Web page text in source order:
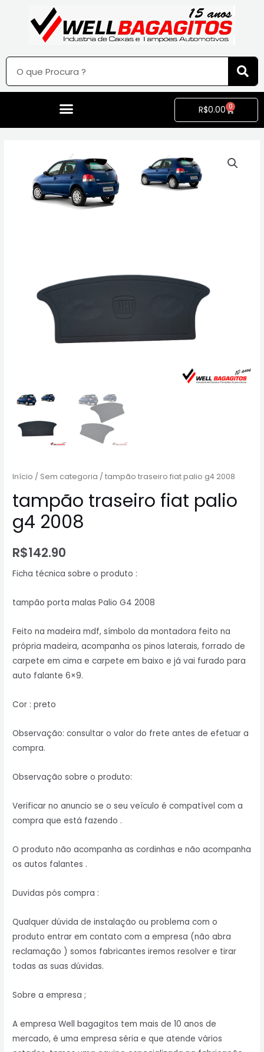
R$0.00 0
Início / Sem categoria / tampão traseiro fiat palio g4 2008
tampão traseiro fiat palio
g4 2008
R$142.90
Ficha técnica sobre o produto :
tampão porta malas Palio G4 2008
Feito na madeira mdf, símbolo da montadora feito na
própria madeira, acompanha os pinos laterais, forrado de
carpete em cima e carpete em baixo e já vai furado para
auto falante 6×9.
Cor : preto
Observação: consultar o valor do frete antes de efetuar a
compra.
Observação sobre o produto:
Verificar no anuncio se o seu veículo é compatível com a
compra que está fazendo .
O produto não acompanha as cordinhas e não acompanha
os autos falantes .
Duvidas pós compra :
Qualquer dúvida de instalação ou problema com o
produto entrar em contato com a empresa (não abra
reclamação ) somos fabricantes iremos resolver e tirar
todas as suas dúvidas.
Sobre a empresa ;
A empresa Well bagagitos tem mais de 10 anos de
mercado, é uma empresa séria e que atende vários